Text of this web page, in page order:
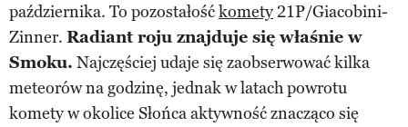
października. To pozostałośćkomety21P/Giacobini-
Zinner. Radiant roju znajduje się właśnie w
Smoku. Najczęściej udaje się zaobserwować kilka
meteorów na godzinę, jednak w latach powrotu
komety w okolice Słońca aktywność znacząco się